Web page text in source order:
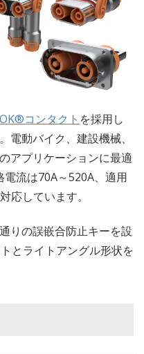
コンタクト を採用し
電動バイク、建設機械、
アプリケーションに最適
流は70A～520A、適用
応しています。
りの誤嵌合防止キーを設
とライトアングル形状を